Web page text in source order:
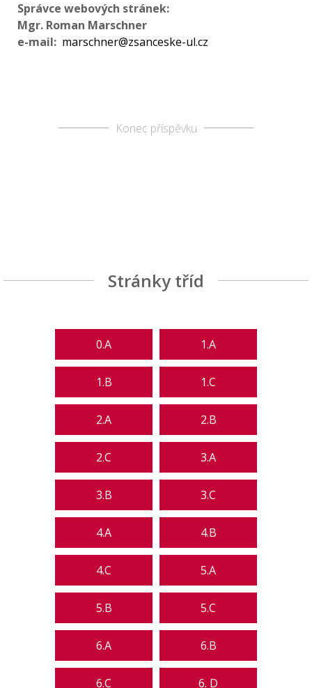
Správce webových stránek:
Mgr. Roman Marschner
e-mail: marschner@zsanceske-ul.cz
Konec příspěvku
Stránky tříd
0.A 1.A
1.B 1.C
2.A 2.B
2.C 3.A
3.B 3.C
4.A 4.B
4.C 5.A
5.B 5.C
6.A 6.B
6.C 6. D